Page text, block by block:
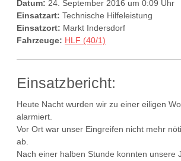
Datum: 24. September 2016 um 0:09 Uhr
Einsatzart: Technische Hilfeleistung
Einsatzort: Markt Indersdorf
Fahrzeuge: HLF (40/1)
Einsatzbericht:
Heute Nacht wurden wir zu einer eiligen
alarmiert.
Vor Ort war unser Eingreifen nicht mehr
ab.
Nach einer halben Stunde konnten unsere